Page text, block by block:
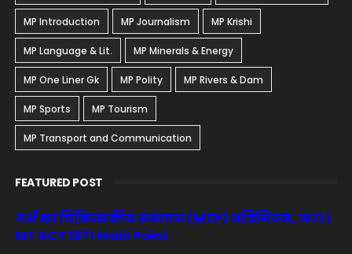
MP Introduction MP Journalism MP Krishi
MP Language & Lit. MP Minerals & Energy
MP One Liner Gk MP Polity MP Rivers & Dam
MP Sports MP Tourism
MP Transport and Communication
FEATURED POST
गर्भ का चिकित्सकीय समापन (MTP) अधिनियम, 1971 |
MT ACT 1971 Main Point